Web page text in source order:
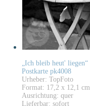
„Ich bleib heut' liegen“
Postkarte pk4008
Urheber: TopFoto
Format: 17,2 x 12,1 cm
Ausrichtung: quer
Lieferbar: sofort